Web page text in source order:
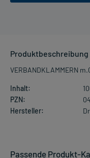
Produktbeschreibung
VERBANDKLAMMERN
Inhalt:
PZN:
Hersteller:
Passende Produkt-